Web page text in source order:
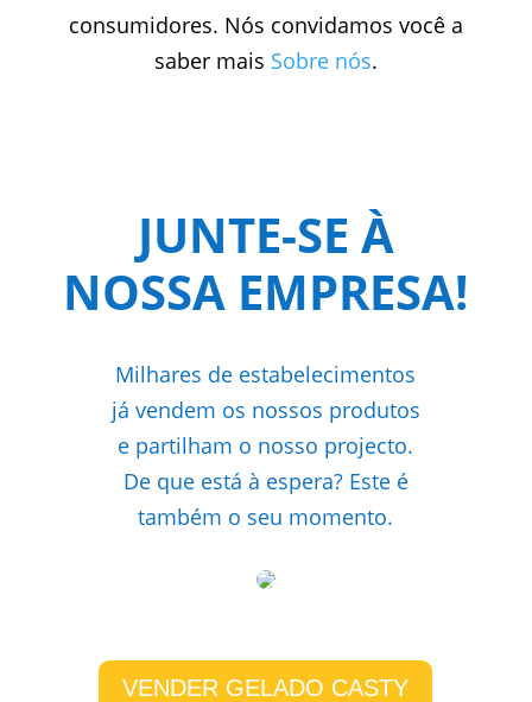
consumidores. Nós convidamos você a
saber mais Sobre nós.
JUNTE-SE À
NOSSA EMPRESA!
Milhares de estabelecimentos
já vendem os nossos produtos
e partilham o nosso projecto.
De que está à espera? Este é
também o seu momento.
VENDER GELADO CASTY